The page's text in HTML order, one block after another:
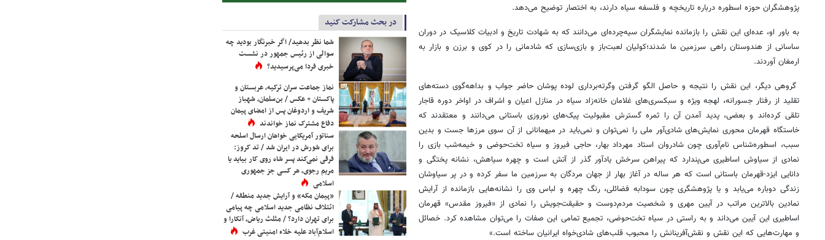
پژوهشگران حوزه اسطوره درباره تاریخچه و فلسفه سیاه دارند، به اختصار توضیح می‌دهد.
به باور او، عده‌ای این نقش را بازمانده نمایشگران سیه‌چرده‌ای می‌دانند که به شهادت تاریخ و ادبیات کلاسیک در دوران
ساسانی از هندوستان راهی سرزمین ما شدند؛کولیان لعبت‌باز و بازی‌سازی که شادمانی را در کوی و برزن و بازار به
ارمغان آوردند.
گروهی دیگر، این نقش را نتیجه و حاصل الگو گرفتن وگرته‌برداری لوده پوشان حاضر جواب و بداهه‌گوی دسته‌های
تقلید از رفتار جسورانه، لهجه ویژه و سبکسری‌های غلامان خانه‌زاد سیاه در منازل اعیان و اشراف در اواخر دوره قاجار
تلقی کرده‌اند و بعضی، پدید آمدن آن را ثمره گسترش مقبولیت پیک‌های نوروزی باستانی می‌دانند و معتقدند که
خاستگاه قهرمان محوری نمایش‌های شادی‌آور ملی را نمی‌توان و نمی‌باید در میهمانانی از آن سوی مرزها جست و بدین
سبب، اسطوره‌شناس نام‌آوری چون شادروان استاد مهرداد بهار، حاجی فیروز و سیاه تخت‌حوضی و خیمه‌شب بازی را
نمادی از سیاوش اساطیری می‌پندارد که پیراهن سرخش یادآور گذر از آتش است و چهره سیاهش، نشانه پختگی و
دانایی ایزد-قهرمان باستانی است که هر ساله در آغاز بهار از جهان مردگان به سرزمین ما سفر کرده و در پر سیاوشان
زندگی دوباره می‌یابد و یا پژوهشگری چون سودابه فضائلی، رنگ چهره و لباس وی را نشانه‌هایی بازمانده از آرایش
نمادین بالاترین مراتب در آیین مهری و شخصیت مردم‌دوست و حقیقت‌جویش را نمادی از «فیروز مقدس» قهرمان
اساطیری این آیین می‌داند و به راستی در سیاه تخت‌حوضی، تجمیع تمامی این صفات را می‌توان مشاهده کرد. خصائل
و مهارت‌هایی که این نقش و نقش‌آفرینانش را محبوب قلب‌های شادی‌خواه ایرانیان ساخته است.»
در بحث مشارکت کنید
شما نظر بدهید/ اگر خبرنگار بودید چه
سوالی از رئیس جمهور در نشست
خبری فردا می‌پرسیدید؟
نماز جماعت سران ترکیه، عربستان و
پاکستان + عکس / بن‌سلمان، شهباز
شریف و اردوغان پس از امضای پیمان
دفاع مشترک نماز خواندند
سناتور آمریکایی خواهان ارسال اسلحه
برای شورش در ایران شد / تد کروز:
فرقی نمی‌کند پسر شاه روی کار بیاید یا
مریم رجوی، هر کسی جز جمهوری
اسلامی
«پیمان مکه» و آرایش جدید منطقه /
ائتلاف نظامی جدید اسلامی چه پیامی
برای تهران دارد؟ / مثلث ریاض، آنکارا و
اسلام‌آباد علیه خلاء امنیتی غرب